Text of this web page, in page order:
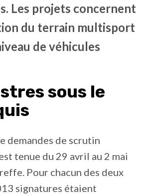
Les projets concernent
du terrain multisport
de véhicules
sous le
demandes de scrutin
tenue du 29 avril au 2 mai
Pour chacun des deux
signatures étaient